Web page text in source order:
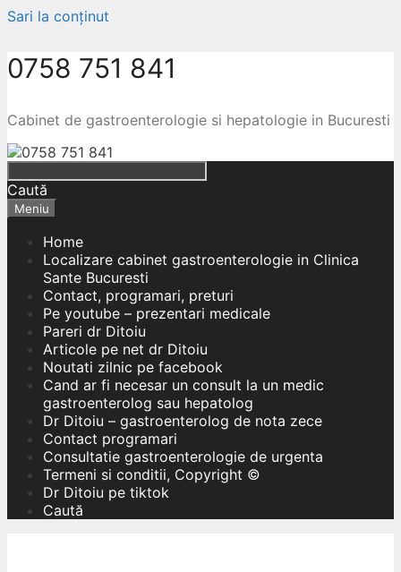
Sari la conținut
0758 751 841
Cabinet de gastroenterologie si hepatologie in Bucuresti
Caută
Meniu
Home
Localizare cabinet gastroenterologie in Clinica
Sante Bucuresti
Contact, programari, preturi
Pe youtube – prezentari medicale
Pareri dr Ditoiu
Articole pe net dr Ditoiu
Noutati zilnic pe facebook
Cand ar fi necesar un consult la un medic
gastroenterolog sau hepatolog
Dr Ditoiu – gastroenterolog de nota zece
Contact programari
Consultatie gastroenterologie de urgenta
Termeni si conditii, Copyright ©
Dr Ditoiu pe tiktok
Caută